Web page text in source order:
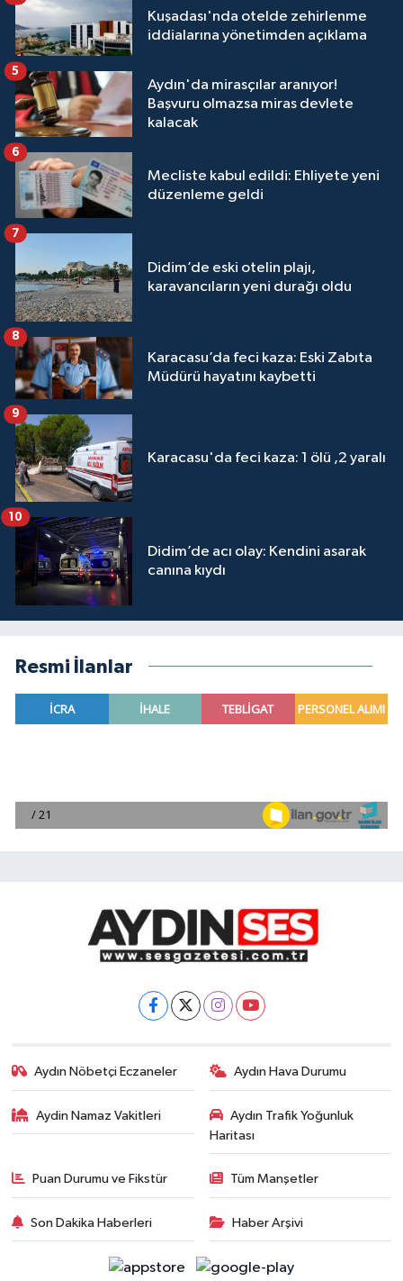
Kuşadası'nda otelde zehirlenme
iddialarına yönetimden açıklama
Aydın'da mirasçılar aranıyor!
Başvuru olmazsa miras devlete
kalacak
5
Mecliste kabul edildi: Ehliyete yeni
düzenleme geldi
6
Didim’de eski otelin plajı,
karavancıların yeni durağı oldu
7
Karacasu’da feci kaza: Eski Zabıta
Müdürü hayatını kaybetti
8
Karacasu'da feci kaza: 1 ölü ,2 yaralı
9
Didim’de acı olay: Kendini asarak
canına kıydı
10
Resmi İlanlar
Aydın Nöbetçi Eczaneler Aydın Hava Durumu
Aydin Namaz Vakitleri
Aydın Trafik Yoğunluk
Haritası
Puan Durumu ve Fikstür Tüm Manşetler
Son Dakika Haberleri Haber Arşivi